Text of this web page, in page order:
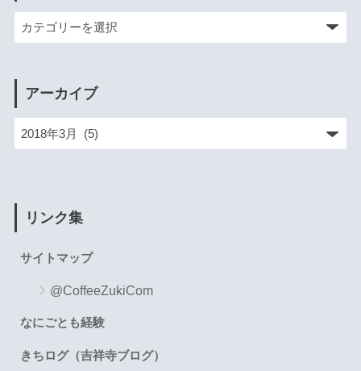
アーカイブ
リンク集
サイトマップ
@CoffeeZukiCom
なにごとも経験
きちログ（吉祥寺ブログ）